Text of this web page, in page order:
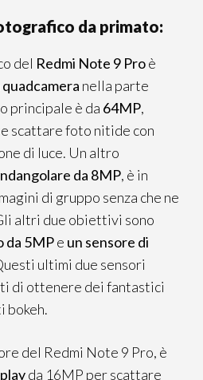
da primato:
del Redmi Note 9 Proè
quadcamera nella parte
principale è da 64MP,
scattare foto nitide con
di luce. Un altro
da 8MP, è in
di gruppo senza che ne
altri due obiettivi sono
da 5MPe un sensore di
ultimi due sensori
di ottenere dei fantastici
bokeh.
del Redmi Note 9 Pro, è
da 16MP per scattare